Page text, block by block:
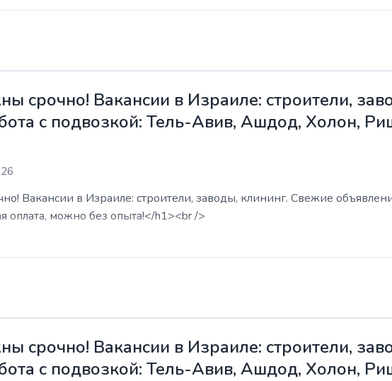
срочно! Вакансии в Израиле: строители,
с подвозкой: Тель-Авив, Ашдод, Холон,
Вакансии в Израиле: строители, заводы, клининг. Свежие
можно без опыта!</h1><br />
срочно! Вакансии в Израиле: строители,
с подвозкой: Тель-Авив, Ашдод, Холон,